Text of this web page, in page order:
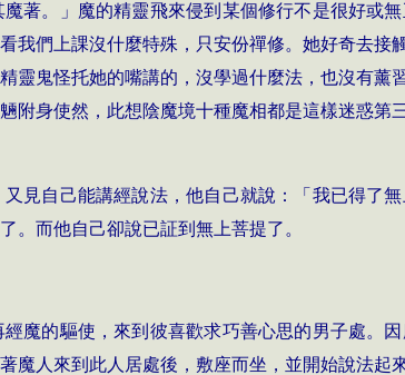
魔著。」魔的精靈飛來侵到某個修行不是很好或
我們上課沒什麼特殊，只安份禪修。她好奇去
靈鬼怪托她的嘴講的，沒學過什麼法，也沒有
附身使然，此想陰魔境十種魔相都是這樣迷惑
又見自己能講經說法，他自己就說：「我已得了
。而他自己卻說已証到無上菩提了。
魔的驅使，來到彼喜歡求巧善心思的男子處。
魔人來到此人居處後，敷座而坐，並開始說法起